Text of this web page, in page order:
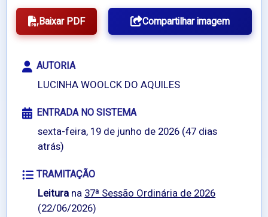
Baixar PDF Compartilhar imagem
AUTORIA
LUCINHA WOOLCK DO AQUILES
ENTRADA NO SISTEMA
sexta-feira, 19 de junho de 2026 (47 dias
atrás)
TRAMITAÇÃO
Leitura na37ª Sessão Ordinária de 2026
(22/06/2026)